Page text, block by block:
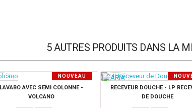
5 AUTRES PRODUITS DANS LA
NOUVEAU
LAVABO AVEC SEMI COLONNE -
VOLCANO
RECEVEUR DOUCHE - LP
DE DOUCHE